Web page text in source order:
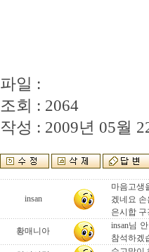
파일 :
조회 : 2064
작성 : 2009년 05월
insan
마음고생
겠네요
은시합
황매니아
insan님
참석하겠